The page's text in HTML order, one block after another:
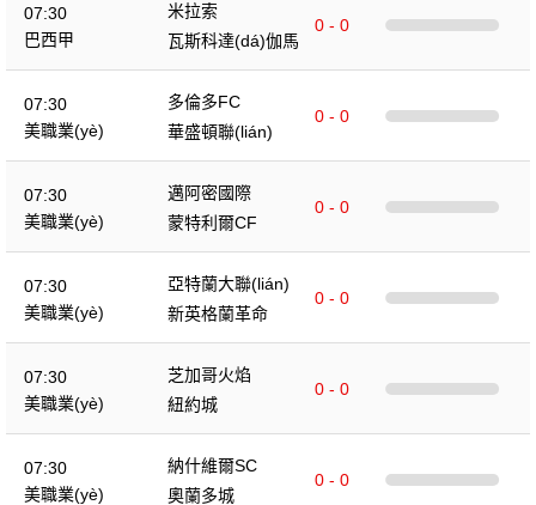
07:30
巴西甲
米拉索
0 - 0
瓦斯科達(dá)伽馬
07:30
美職業(yè)
多倫多FC
0 - 0
華盛頓聯(lián)
07:30
美職業(yè)
邁阿密國際
0 - 0
蒙特利爾CF
07:30
美職業(yè)
亞特蘭大聯(lián)
0 - 0
新英格蘭革命
07:30
美職業(yè)
芝加哥火焰
0 - 0
紐約城
07:30
美職業(yè)
納什維爾SC
0 - 0
奧蘭多城